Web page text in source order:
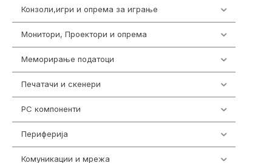
Конзоли,игри и опрема за играње
Монитори, Проектори и опрема
Меморирање податоци
Печатачи и скенери
PC компоненти
Периферија
Комуникации и мрежа